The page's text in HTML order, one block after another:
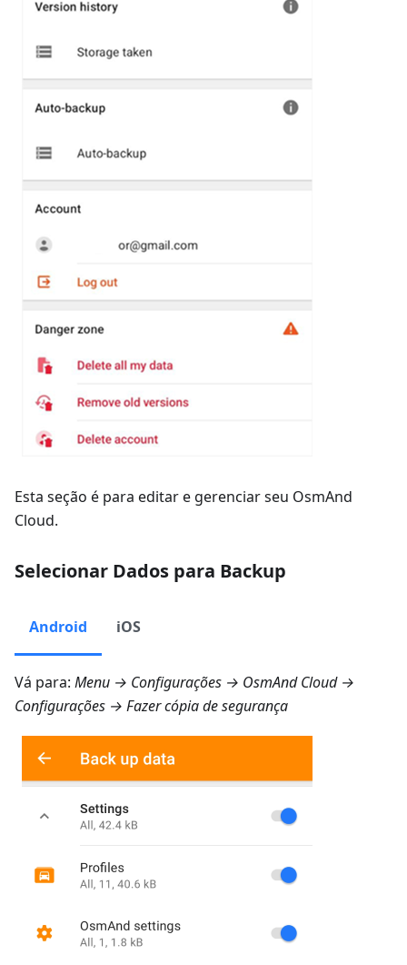
Esta seção é para editar e gerenciar seu OsmAnd
Cloud.
Selecionar Dados para Backup
Android iOS
Vá para: Menu → Configurações → OsmAnd Cloud →
Configurações → Fazer cópia de segurança